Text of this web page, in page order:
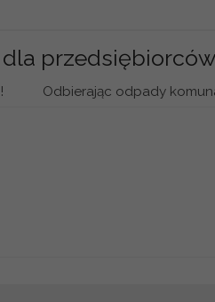
przedsiębiorców
Odbierając odpady